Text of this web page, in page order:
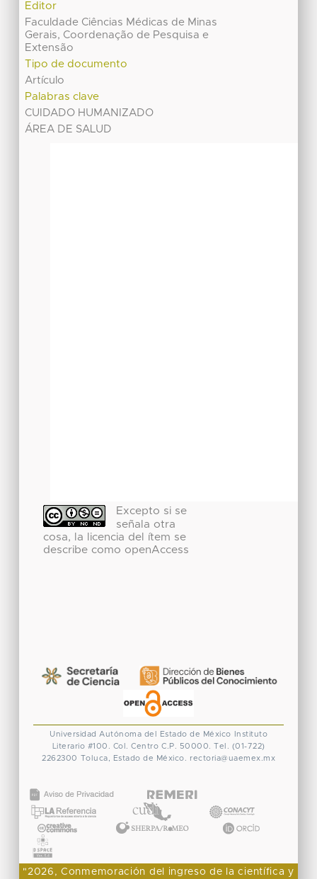
Editor
Faculdade Ciências Médicas de Minas
Gerais, Coordenação de Pesquisa e
Extensão
Tipo de documento
Artículo
Palabras clave
CUIDADO HUMANIZADO
ÁREA DE SALUD
Excepto si se
señala otra
cosa, la licencia del ítem se
describe como openAccess
Universidad Autónoma del Estado de México
Instituto
Literario #100. Col. Centro C.P. 50000. Tel. (01-722)
2262300 Toluca, Estado de México. rectoria@uaemex.mx
"2026, Conmemoración del ingreso de la científica y